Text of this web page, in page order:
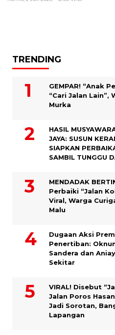
TRENDING
GEMPAR! “Anak
“Cari Jalan Lain”,
Murka
HASIL
JAYA: SUSUN
SIAPKAN
SAMBIL TUNGGU
MENDADAK
Perbaiki “Jalan
Viral, Warga
Malu
Dugaan Aksi
Penertiban:
Sandera dan
Sekitar
VIRAL! Disebut
Jalan Poros
Jadi Sorotan,
Lapangan